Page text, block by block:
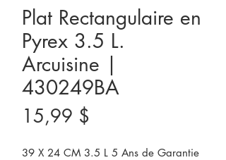
Plat Rectangulaire en
Pyrex 3.5 L.
Arcuisine |
430249BA
15,99 $
39 X 24 CM 3.5 L 5 Ans de Garantie